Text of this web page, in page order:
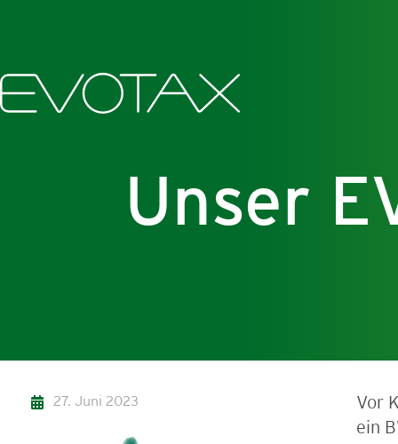
Unser
27. Juni 2023
Vor
ein